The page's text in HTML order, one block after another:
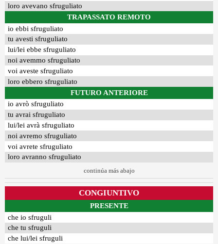
loro avevano sfruguliato
TRAPASSATO REMOTO
io ebbi sfruguliato
tu avesti sfruguliato
lui/lei ebbe sfruguliato
noi avemmo sfruguliato
voi aveste sfruguliato
loro ebbero sfruguliato
FUTURO ANTERIORE
io avrò sfruguliato
tu avrai sfruguliato
lui/lei avrà sfruguliato
noi avremo sfruguliato
voi avrete sfruguliato
loro avranno sfruguliato
continúa más abajo
CONGIUNTIVO
PRESENTE
che io sfruguli
che tu sfruguli
che lui/lei sfruguli